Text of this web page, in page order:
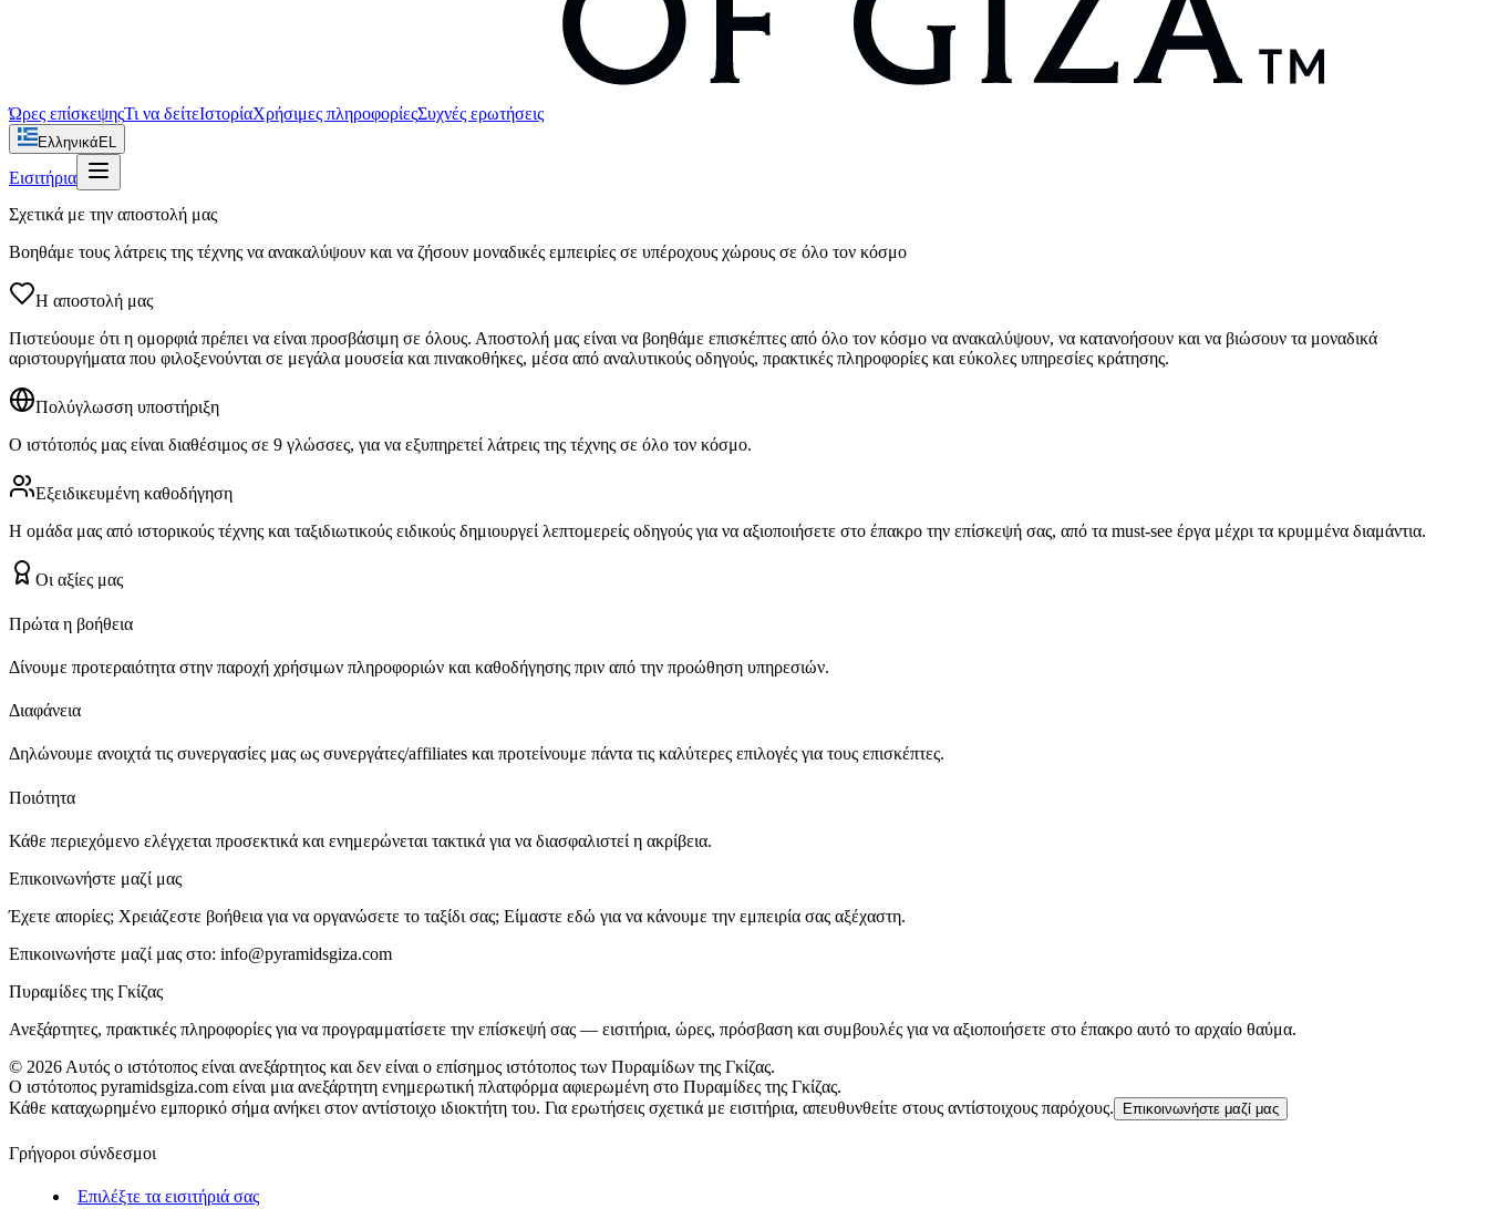
Ώρες επίσκεψηςΤι να δείτεΙστορίαΧρήσιμες πληροφορίεςΣυχνές ερωτήσεις
Ελληνικά EL
Εισιτήρια
Σχετικά με την αποστολή μας
Βοηθάμε τους λάτρεις της τέχνης να ανακαλύψουν και να ζήσουν μοναδικές εμπειρίες σε υπέροχους χώρους σε όλο τον κόσμο
Η αποστολή μας
Πιστεύουμε ότι η ομορφιά πρέπει να είναι προσβάσιμη σε όλους. Αποστολή μας είναι να βοηθάμε επισκέπτες από όλο τον κόσμο να ανακαλύψουν, να κατανοήσουν και να βιώσουν τα μοναδικά
αριστουργήματα που φιλοξενούνται σε μεγάλα μουσεία και πινακοθήκες, μέσα από αναλυτικούς οδηγούς, πρακτικές πληροφορίες και εύκολες υπηρεσίες κράτησης.
Πολύγλωσση υποστήριξη
Ο ιστότοπός μας είναι διαθέσιμος σε 9 γλώσσες, για να εξυπηρετεί λάτρεις της τέχνης σε όλο τον κόσμο.
Εξειδικευμένη καθοδήγηση
Η ομάδα μας από ιστορικούς τέχνης και ταξιδιωτικούς ειδικούς δημιουργεί λεπτομερείς οδηγούς για να αξιοποιήσετε στο έπακρο την επίσκεψή σας, από τα must-see έργα μέχρι τα κρυμμένα διαμάντια.
Οι αξίες μας
Πρώτα η βοήθεια
Δίνουμε προτεραιότητα στην παροχή χρήσιμων πληροφοριών και καθοδήγησης πριν από την προώθηση υπηρεσιών.
Διαφάνεια
Δηλώνουμε ανοιχτά τις συνεργασίες μας ως συνεργάτες/affiliates και προτείνουμε πάντα τις καλύτερες επιλογές για τους επισκέπτες.
Ποιότητα
Κάθε περιεχόμενο ελέγχεται προσεκτικά και ενημερώνεται τακτικά για να διασφαλιστεί η ακρίβεια.
Επικοινωνήστε μαζί μας
Έχετε απορίες; Χρειάζεστε βοήθεια για να οργανώσετε το ταξίδι σας; Είμαστε εδώ για να κάνουμε την εμπειρία σας αξέχαστη.
Επικοινωνήστε μαζί μας στο: info@pyramidsgiza.com
Πυραμίδες της Γκίζας
Ανεξάρτητες, πρακτικές πληροφορίες για να προγραμματίσετε την επίσκεψή σας — εισιτήρια, ώρες, πρόσβαση και συμβουλές για να αξιοποιήσετε στο έπακρο αυτό το αρχαίο θαύμα.
© 2026 Αυτός ο ιστότοπος είναι ανεξάρτητος και δεν είναι ο επίσημος ιστότοπος των Πυραμίδων της Γκίζας.
Ο ιστότοπος pyramidsgiza.com είναι μια ανεξάρτητη ενημερωτική πλατφόρμα αφιερωμένη στο Πυραμίδες της Γκίζας.
Κάθε καταχωρημένο εμπορικό σήμα ανήκει στον αντίστοιχο ιδιοκτήτη του. Για ερωτήσεις σχετικά με εισιτήρια, απευθυνθείτε στους αντίστοιχους παρόχους.
Επικοινωνήστε μαζί μας
Γρήγοροι σύνδεσμοι
Επιλέξτε τα εισιτήριά σας